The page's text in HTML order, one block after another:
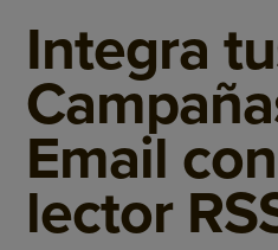
Integra
Email
lector